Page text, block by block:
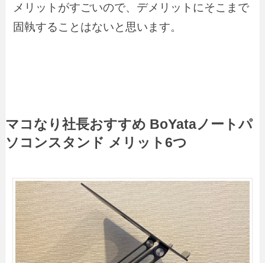
メリットがすごいので、デメリットにそこまで
固執することはないと思います。
マコなり社長おすすめ BoYataノートパ
ソコンスタンド メリット6つ